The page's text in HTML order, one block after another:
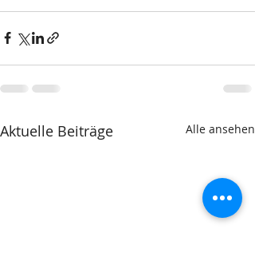
Aktuelle Beiträge Alle ansehen